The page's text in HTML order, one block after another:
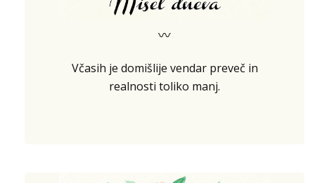
〰
Včasih je domišlije vendar preveč in
realnosti toliko manj.